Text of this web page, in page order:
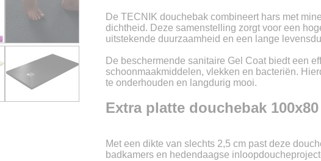
De TECNIK douchebak combineert hars met
dichtheid. Deze samenstelling zorgt voor een
uitstekende duurzaamheid en een lange
De beschermende sanitaire Gel Coat biedt een
schoonmaakmiddelen, vlekken en bacteriën.
te onderhouden en langdurig mooi.
Extra platte douchebak
Met een dikte van slechts 2,5 cm past deze
badkamers en hedendaagse